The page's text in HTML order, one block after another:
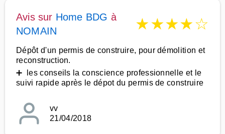
Avis sur Home BDG à
NOMAIN
★★★★☆
Dépôt d'un permis de construire, pour démolition et
reconstruction.
➕ les conseils la conscience professionnelle et le
suivi rapide après le dépot du permis de construire
vv
21/04/2018